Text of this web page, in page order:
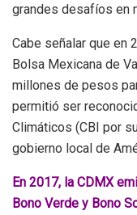
grandes desafíos en
Cabe señalar que en
Bolsa Mexicana de
millones de pesos
permitió ser
Climáticos (CBI por
gobierno local de
En 2017, la CDMX
Bono Verde y Bono